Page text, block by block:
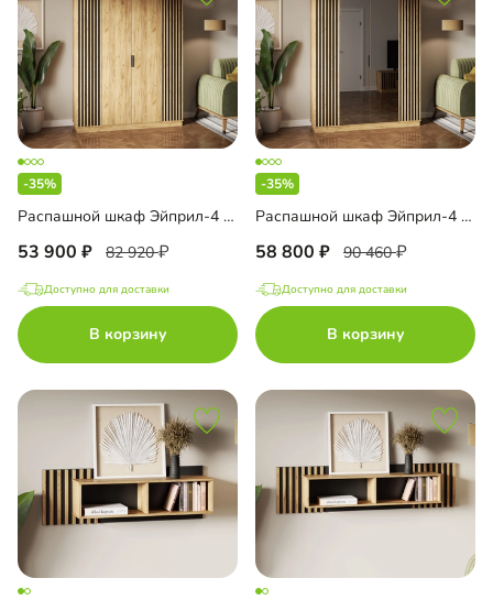
-35%
Распашной шкаф Эйприл-4 Блэк
53 900 82 920
Доступно для доставки
В корзину
-35%
Распашной шкаф Эйприл-4 Блэк с зеркалом
58 800 90 460
Доступно для доставки
В корзину